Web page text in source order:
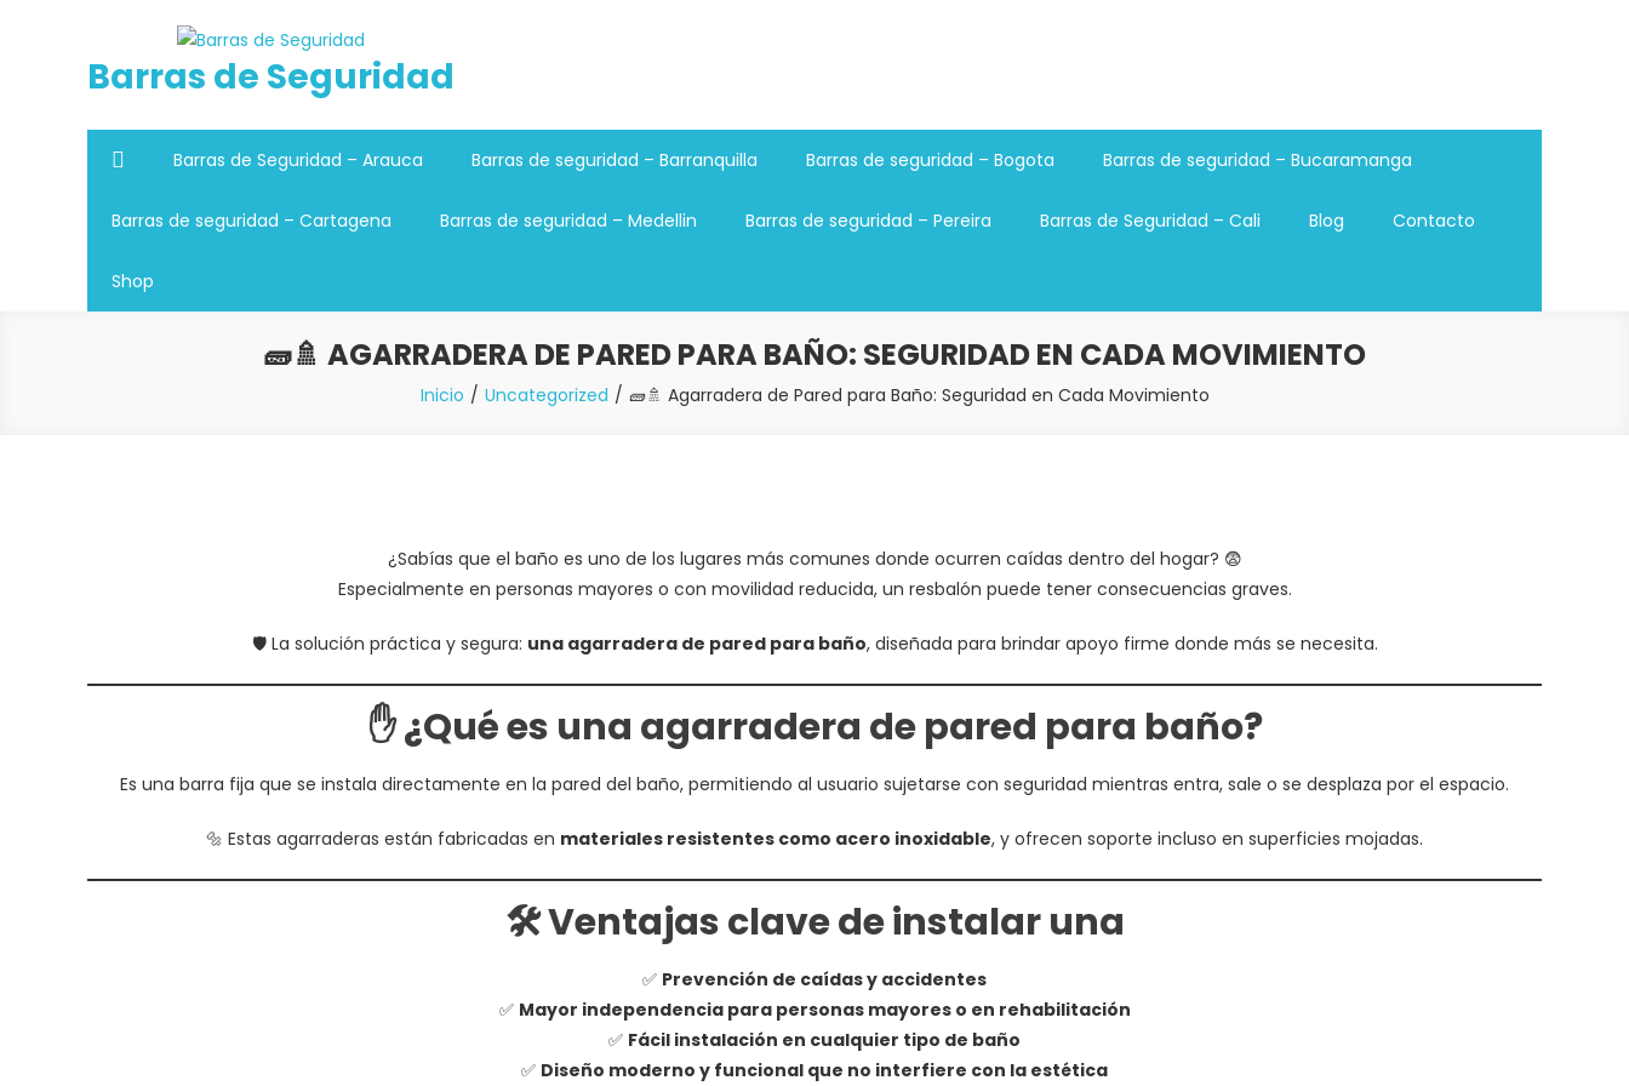
Barras de Seguridad
Barras de Seguridad – Arauca Barras de seguridad – Barranquilla Barras de seguridad – Bogota Barras de seguridad – Bucaramanga
Barras de seguridad – Cartagena Barras de seguridad – Medellin Barras de seguridad – Pereira Barras de Seguridad – Cali Blog Contacto
Shop
🧱🚿 AGARRADERA DE PARED PARA BAÑO: SEGURIDAD EN CADA MOVIMIENTO
Inicio Uncategorized 🧱🚿 Agarradera de Pared para Baño: Seguridad en Cada Movimiento
¿Sabías que el baño es uno de los lugares más comunes donde ocurren caídas dentro del hogar? 😨
Especialmente en personas mayores o con movilidad reducida, un resbalón puede tener consecuencias graves.
🛡️ La solución práctica y segura: una agarradera de pared para baño, diseñada para brindar apoyo firme donde más se necesita.
✋ ¿Qué es una agarradera de pared para baño?
Es una barra fija que se instala directamente en la pared del baño, permitiendo al usuario sujetarse con seguridad mientras entra, sale o se desplaza por el espacio.
🔩 Estas agarraderas están fabricadas en materiales resistentes como acero inoxidable, y ofrecen soporte incluso en superficies mojadas.
🛠️ Ventajas clave de instalar una
✅ Prevención de caídas y accidentes
✅ Mayor independencia para personas mayores o en rehabilitación
✅ Fácil instalación en cualquier tipo de baño
✅ Diseño moderno y funcional que no interfiere con la estética